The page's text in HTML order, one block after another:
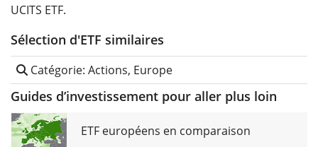
UCITS ETF.
Sélection d'ETF similaires
Catégorie: Actions, Europe
Guides d’investissement pour aller plus loin
ETF européens en comparaison